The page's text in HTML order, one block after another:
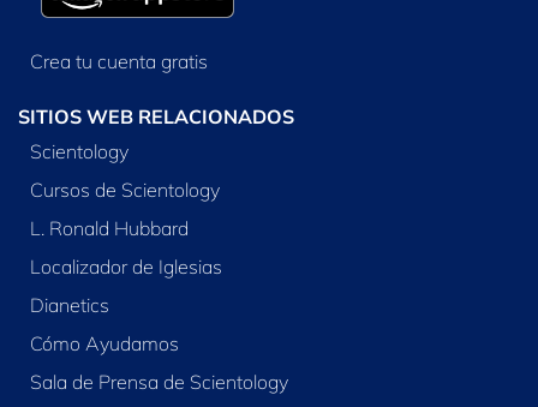
Crea tu cuenta gratis
SITIOS WEB RELACIONADOS
Scientology
Cursos de Scientology
L. Ronald Hubbard
Localizador de Iglesias
Dianetics
Cómo Ayudamos
Sala de Prensa de Scientology